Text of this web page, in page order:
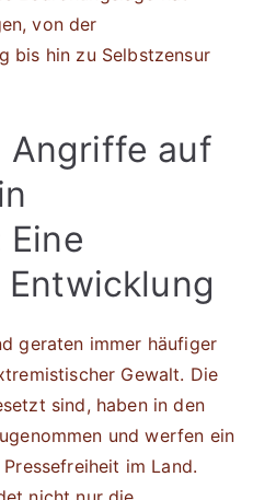
von der
bis hin zu Selbstzensur
Angriffe auf
geraten immer häufiger
Gewalt. Die
sind, haben in den
und werfen ein
im Land.